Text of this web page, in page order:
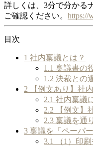
詳しくは、3分で分かる
ご確認ください。 https://
目次
1 社内稟議とは？
1.1 稟議書の
1.2 決裁との
2 【例文あり】社
2.1 社内稟議
2.2 【例文】
2.3 稟議を通
3 稟議を「ペーパ
3.1
（1）印